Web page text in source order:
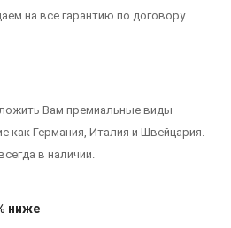
на все гарантию по договору.
Вам премиальные виды
как Германия, Италия и Швейцария.
в наличии.
ниже